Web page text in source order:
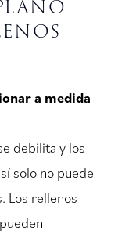
a medida
debilita y los
solo no puede
Los rellenos